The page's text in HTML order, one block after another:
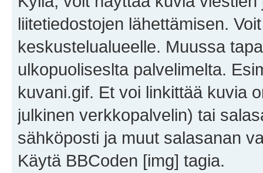
liitetiedostojen lähettämisen.
keskustelualueelle. Muussa
ulkopuoliseslta palvelimelta.
kuvani.gif. Et voi linkittää kuvia
julkinen verkkopalvelin) tai
sähköposti ja muut salasanan
Käytä BBCoden [img] tagia.